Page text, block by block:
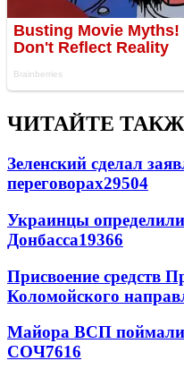
ЧИТАЙТЕ
Зеленский сделал
переговорах29504
Украинцы
Донбасса19366
Присвоение средств
Коломойского
Майора ВСП
СОЧ7616